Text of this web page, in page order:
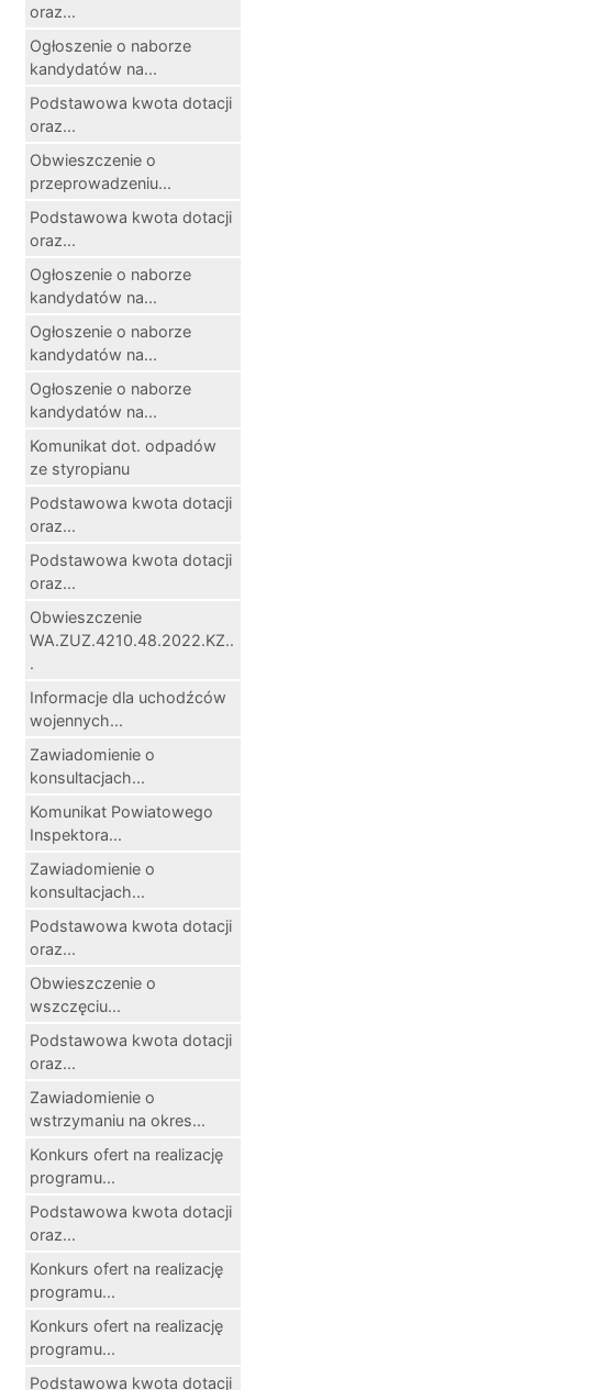
oraz...
Ogłoszenie o naborze
kandydatów na...
Podstawowa kwota dotacji
oraz...
Obwieszczenie o
przeprowadzeniu...
Podstawowa kwota dotacji
oraz...
Ogłoszenie o naborze
kandydatów na...
Ogłoszenie o naborze
kandydatów na...
Ogłoszenie o naborze
kandydatów na...
Komunikat dot. odpadów
ze styropianu
Podstawowa kwota dotacji
oraz...
Podstawowa kwota dotacji
oraz...
Obwieszczenie
WA.ZUZ.4210.48.2022.KZ..
.
Informacje dla uchodźców
wojennych...
Zawiadomienie o
konsultacjach...
Komunikat Powiatowego
Inspektora...
Zawiadomienie o
konsultacjach...
Podstawowa kwota dotacji
oraz...
Obwieszczenie o
wszczęciu...
Podstawowa kwota dotacji
oraz...
Zawiadomienie o
wstrzymaniu na okres...
Konkurs ofert na realizację
programu...
Podstawowa kwota dotacji
oraz...
Konkurs ofert na realizację
programu...
Konkurs ofert na realizację
programu...
Podstawowa kwota dotacji